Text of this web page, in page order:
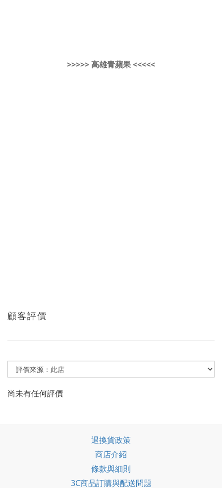
>>>>> 高雄青蘋果 <<<<<
顧客評價
尚未有任何評價
退換貨政策
商店介紹
條款與細則
3C商品訂購與配送問題